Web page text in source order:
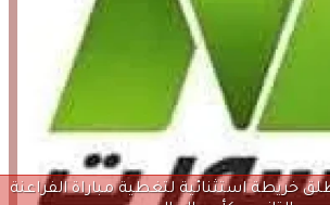
خريطة استثنائية لتغطية مباراة الفراعنة